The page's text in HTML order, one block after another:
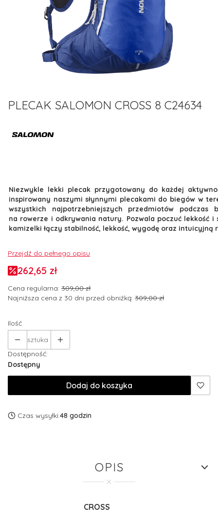
PLECAK SALOMON CROSS 8 C24634
Niezwykle lekki plecak przygotowany do każdej
inspirowany naszymi słynnymi plecakami do biegów w
wszystkich najpotrzebniejszych przedmiotów
na rowerze i odkrywania natury. Pozwala poczuć lekkość
kamizelki łączy stabilność, lekkość, wygodę oraz intuicyjną
Przejdź do pełnego opisu
262,65 zł
Cena regularna: 309,00 zł
Najniższa cena z 30 dni przed obniżką: 309,00 zł
Ilość
sztuka
Dostępność:
Dostępny
Dodaj do koszyka
Czas wysyłki:48 godzin
OPIS
CROSS